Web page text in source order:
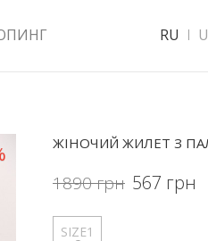
RU
ЖІНОЧИЙ ЖИЛЕТ З
1890грн 567 грн
SIZE1